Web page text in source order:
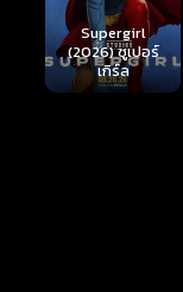
Masters of the
Universe (2026)
นักรบเจ้าจักรวาล